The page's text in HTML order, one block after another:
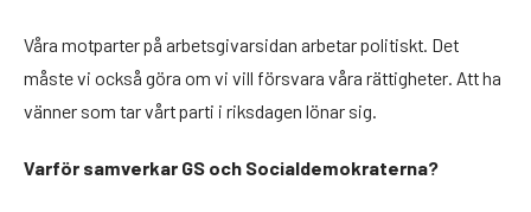
Våra motparter på arbetsgivarsidan arbetar politiskt. Det
måste vi också göra om vi vill försvara våra rättigheter. Att ha
vänner som tar vårt parti i riksdagen lönar sig.
Varför samverkar GS och Socialdemokraterna?